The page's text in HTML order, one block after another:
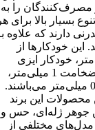
را به
بسیار بالا برای
دارند که علاوه
این خودکارها از
تاچ با ضخامت 0.7 میلی‌متر، خودکار ایزی
آفیس با ضخامت 1 میلی‌متر، خودکار 999 با ضخامت 1 میلی‌متر،
این برند
جوهر ژله‌ای، حس و
مختلفی از